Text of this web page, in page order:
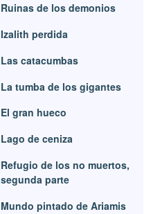
Ruinas de los demonios
Izalith perdida
Las catacumbas
La tumba de los gigantes
El gran hueco
Lago de ceniza
Refugio de los no muertos,
segunda parte
Mundo pintado de Ariamis